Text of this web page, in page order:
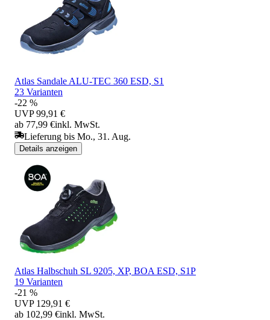
Atlas Sandale ALU-TEC 360 ESD, S1
23 Varianten
-22 %
UVP 99,91 €
ab 77,99 €inkl. MwSt.
Lieferung bis Mo., 31. Aug.
Details anzeigen
Atlas Halbschuh SL 9205, XP, BOA ESD, S1P
19 Varianten
-21 %
UVP 129,91 €
ab 102,99 €inkl. MwSt.